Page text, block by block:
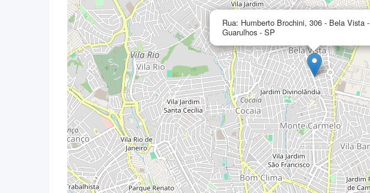
Rua: Humberto Brochini, 306 - Bela Vista -
Guarulhos - SP